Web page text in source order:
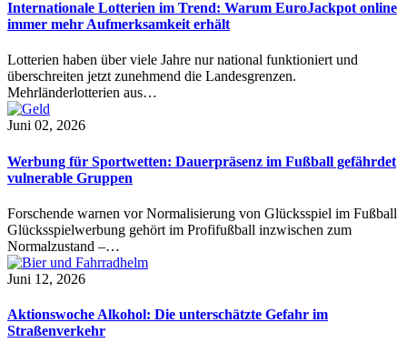
Internationale Lotterien im Trend: Warum EuroJackpot online
immer mehr Aufmerksamkeit erhält
Lotterien haben über viele Jahre nur national funktioniert und
überschreiten jetzt zunehmend die Landesgrenzen.
Mehrländerlotterien aus…
Juni 02, 2026
Werbung für Sportwetten: Dauerpräsenz im Fußball gefährdet
vulnerable Gruppen
Forschende warnen vor Normalisierung von Glücksspiel im Fußball
Glücksspielwerbung gehört im Profifußball inzwischen zum
Normalzustand –…
Juni 12, 2026
Aktionswoche Alkohol: Die unterschätzte Gefahr im
Straßenverkehr